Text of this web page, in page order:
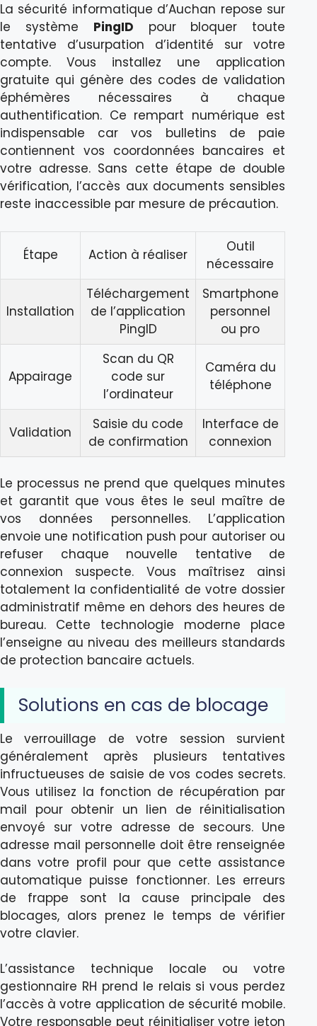
La sécurité informatique d’Auchan repose sur
le système PingID pour bloquer toute
tentative d’usurpation d’identité sur votre
compte. Vous installez une application
gratuite qui génère des codes de validation
éphémères nécessaires à chaque
authentification. Ce rempart numérique est
indispensable car vos bulletins de paie
contiennent vos coordonnées bancaires et
votre adresse. Sans cette étape de double
vérification, l’accès aux documents sensibles
reste inaccessible par mesure de précaution.
Étape Action à réaliser
Outil
nécessaire
Installation
Téléchargement
de l’application
PingID
Smartphone
personnel
ou pro
Appairage
Scan du QR
code sur
l’ordinateur
Caméra du
téléphone
Validation
Saisie du code
de confirmation
Interface de
connexion
Le processus ne prend que quelques minutes
et garantit que vous êtes le seul maître de
vos données personnelles. L’application
envoie une notification push pour autoriser ou
refuser chaque nouvelle tentative de
connexion suspecte. Vous maîtrisez ainsi
totalement la confidentialité de votre dossier
administratif même en dehors des heures de
bureau. Cette technologie moderne place
l’enseigne au niveau des meilleurs standards
de protection bancaire actuels.
Solutions en cas de blocage
Le verrouillage de votre session survient
généralement après plusieurs tentatives
infructueuses de saisie de vos codes secrets.
Vous utilisez la fonction de récupération par
mail pour obtenir un lien de réinitialisation
envoyé sur votre adresse de secours. Une
adresse mail personnelle doit être renseignée
dans votre profil pour que cette assistance
automatique puisse fonctionner. Les erreurs
de frappe sont la cause principale des
blocages, alors prenez le temps de vérifier
votre clavier.
L’assistance technique locale ou votre
gestionnaire RH prend le relais si vous perdez
l’accès à votre application de sécurité mobile.
Votre responsable peut réinitialiser votre jeton